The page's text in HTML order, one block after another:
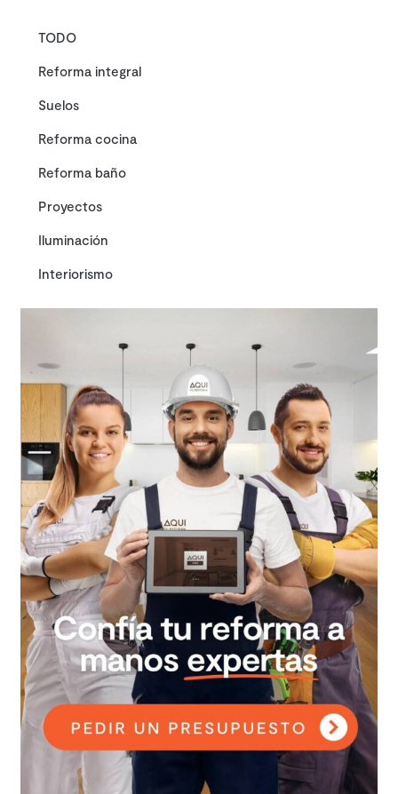
TODO
Reforma integral
Suelos
Reforma cocina
Reforma baño
Proyectos
Iluminación
Interiorismo